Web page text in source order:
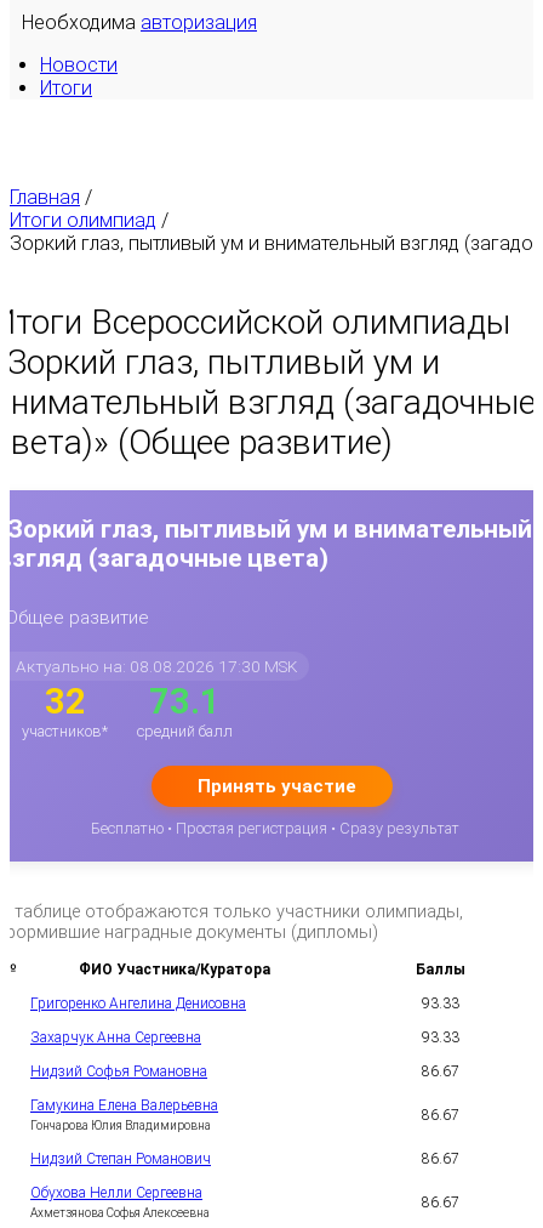
Необходима авторизация
Новости
Итоги
Главная /
Итоги олимпиад /
Зоркий глаз, пытливый ум и внимательный взгляд (загадо...
Всероссийской олимпиады
Зоркий глаз, пытливый ум и
взгляд (загадочные
» (Общее развитие)
Зоркий глаз, пытливый ум и внимательный
(загадочные цвета)
Общее развитие
Актуально на: 08.08.2026 17:30 MSK
32
участников*
73.1
средний балл
Принять участие
Бесплатно • Простая регистрация • Сразу результат
таблице отображаются только участники олимпиады,
наградные документы (дипломы)
№ ФИО Участника/Куратора Баллы
Григоренко Ангелина Денисовна 93.33
Захарчук Анна Сергеевна 93.33
Нидзий Софья Романовна 86.67
Гамукина Елена Валерьевна
Гончарова Юлия Владимировна
86.67
Нидзий Степан Романович 86.67
Обухова Нелли Сергеевна
Ахметзянова Софья Алексеевна
86.67